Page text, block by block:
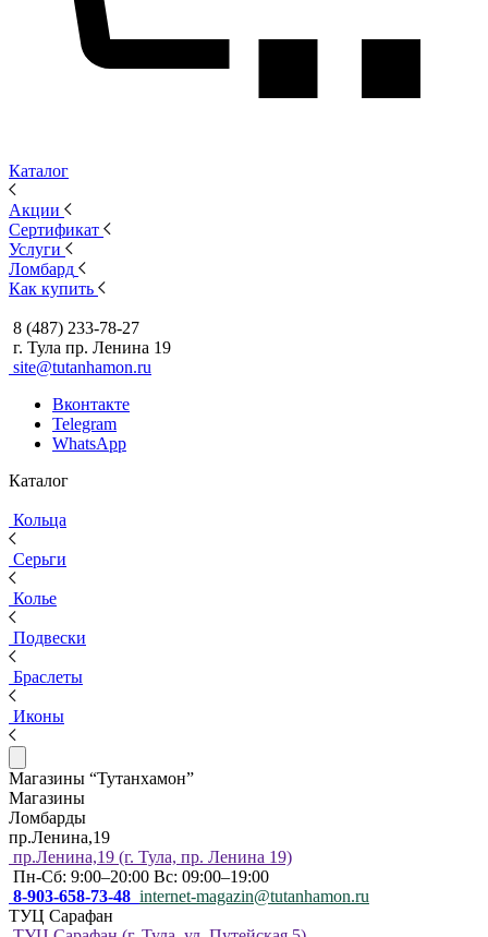
Каталог
Акции
Сертификат
Услуги
Ломбард
Как купить
8 (487) 233-78-27
г. Тула пр. Ленина 19
site@tutanhamon.ru
Вконтакте
Telegram
WhatsApp
Каталог
Кольца
Серьги
Колье
Подвески
Браслеты
Иконы
Магазины “Тутанхамон”
Магазины
Ломбарды
пр.Ленина,19
пр.Ленина,19 (г. Тула, пр. Ленина 19)
Пн-Сб: 9:00–20:00 Вс: 09:00–19:00
8-903-658-73-48 internet-magazin@tutanhamon.ru
ТУЦ Сарафан